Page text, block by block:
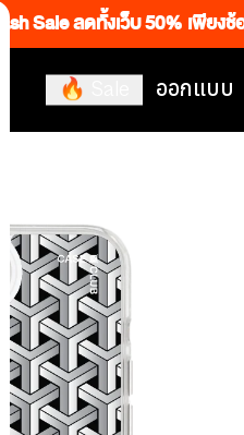
Flash Sale ลดทั้งเว็บ 50% เพีย
🔥 Sale ออกแบบ